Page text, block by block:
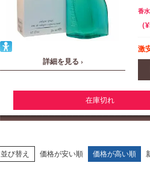
詳細を見る ›
香
¥
激
在庫切れ
並び替え 価格が安い順 価格が高い順